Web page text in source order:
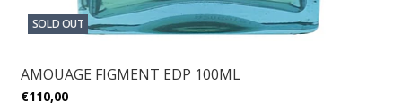
SOLD OUT
AMOUAGE FIGMENT EDP 100ML
€110,00